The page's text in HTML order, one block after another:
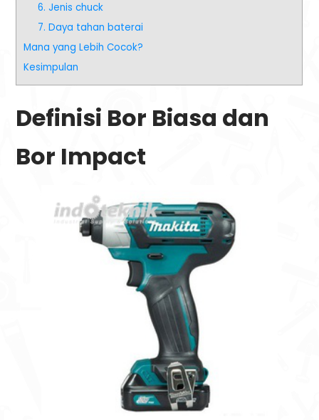
6. Jenis chuck
7. Daya tahan baterai
Mana yang Lebih Cocok?
Kesimpulan
Definisi Bor Biasa dan
Bor Impact